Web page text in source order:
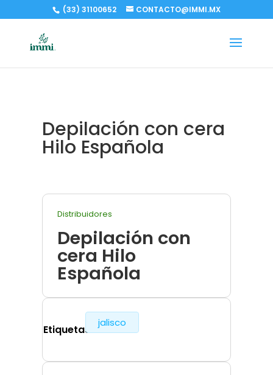
(33) 31100652 CONTACTO@IMMI.MX
Depilación con cera
Hilo Española
Distribuidores
Depilación con
cera Hilo
Española
Etiquetas
jalisco